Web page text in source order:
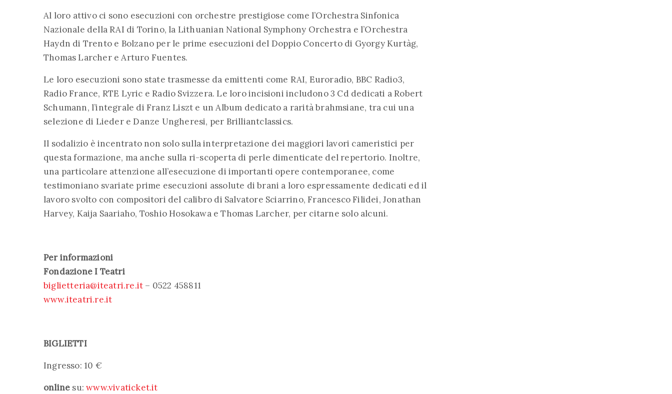
Al loro attivo ci sono esecuzioni con orchestre prestigiose come l’Orchestra Sinfonica
Nazionale della RAI di Torino, la Lithuanian National Symphony Orchestra e l’Orchestra
Haydn di Trento e Bolzano per le prime esecuzioni del Doppio Concerto di Gyorgy Kurtàg,
Thomas Larcher e Arturo Fuentes.
Le loro esecuzioni sono state trasmesse da emittenti come RAI, Euroradio, BBC Radio3,
Radio France, RTE Lyric e Radio Svizzera. Le loro incisioni includono 3 Cd dedicati a Robert
Schumann, l’integrale di Franz Liszt e un Album dedicato a rarità brahmsiane, tra cui una
selezione di Lieder e Danze Ungheresi, per Brilliantclassics.
Il sodalizio è incentrato non solo sulla interpretazione dei maggiori lavori cameristici per
questa formazione, ma anche sulla ri-scoperta di perle dimenticate del repertorio. Inoltre,
una particolare attenzione all’esecuzione di importanti opere contemporanee, come
testimoniano svariate prime esecuzioni assolute di brani a loro espressamente dedicati ed il
lavoro svolto con compositori del calibro di Salvatore Sciarrino, Francesco Filidei, Jonathan
Harvey, Kaija Saariaho, Toshio Hosokawa e Thomas Larcher, per citarne solo alcuni.
Per informazioni
Fondazione I Teatri
biglietteria@iteatri.re.it – 0522 458811
www.iteatri.re.it
BIGLIETTI
Ingresso: 10 €
online su:www.vivaticket.it